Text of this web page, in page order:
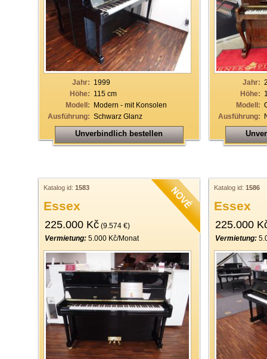
Jahr: 1999
Höhe: 115 cm
Modell: Modern - mit Konsolen
Ausführung: Schwarz Glanz
Unverbindlich bestellen
Jahr:
Höhe:
Modell:
Ausführung:
Katalog id: 1583
Essex
225.000 Kč (9.574 €)
Vermietung: 5.000 Kč/Monat
Katalog id: 1586
Essex
225.000
Vermietung: